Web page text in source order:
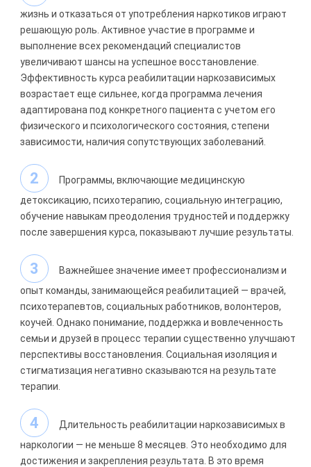
жизнь и отказаться от употребления наркотиков играют
решающую роль. Активное участие в программе и
выполнение всех рекомендаций специалистов
увеличивают шансы на успешное восстановление.
Эффективность курса реабилитации наркозависимых
возрастает еще сильнее, когда программа лечения
адаптирована под конкретного пациента с учетом его
физического и психологического состояния, степени
зависимости, наличия сопутствующих заболеваний.
Программы, включающие медицинскую
детоксикацию, психотерапию, социальную интеграцию,
обучение навыкам преодоления трудностей и поддержку
после завершения курса, показывают лучшие результаты.
Важнейшее значение имеет профессионализм и
опыт команды, занимающейся реабилитацией — врачей,
психотерапевтов, социальных работников, волонтеров,
коучей. Однако понимание, поддержка и вовлеченность
семьи и друзей в процесс терапии существенно улучшают
перспективы восстановления. Социальная изоляция и
стигматизация негативно сказываются на результате
терапии.
Длительность реабилитации наркозависимых в
наркологии — не меньше 8 месяцев. Это необходимо для
достижения и закрепления результата. В это время